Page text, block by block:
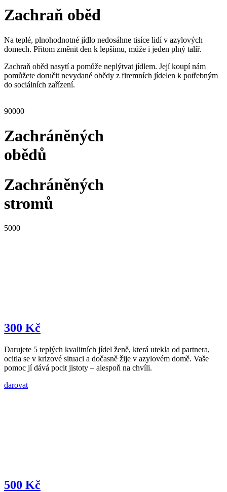
Zachraň oběd
Na teplé, plnohodnotné jídlo nedosáhne tisíce lidí v azylových
domech. Přitom změnit den k lepšímu, může i jeden plný talíř.
Zachraň oběd nasytí a pomůže neplýtvat jídlem. Její koupí nám
pomůžete doručit nevydané obědy z firemních jídelen k potřebným
do sociálních zařízení.
90000
Zachráněných
obědů
Zachráněných
stromů
5000
300 Kč
Darujete 5 teplých kvalitních jídel ženě, která utekla od partnera,
ocitla se v krizové situaci a dočasně žije v azylovém domě. Vaše
pomoc jí dává pocit jistoty – alespoň na chvíli.
darovat
500 Kč